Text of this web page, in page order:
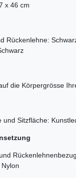
x 46 cm
Rückenlehne:
die Körpergrösse
und Sitzfläche: